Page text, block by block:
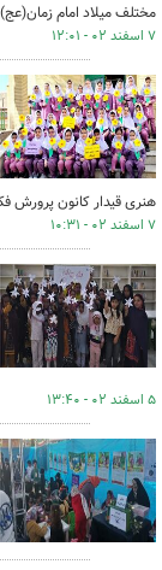
مختلف میلاد امام
۷ اسفند ۰۲ - ۱۲:۰۱
هنری قیدار کانون پرورش
۷ اسفند ۰۲ - ۱۰:۳۱
۵ اسفند ۰۲ - ۱۳:۴۰